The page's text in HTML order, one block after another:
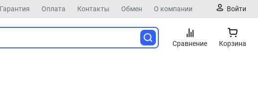
Гарантия Оплата Контакты Обмен О компании Войти
Сравнение Корзина